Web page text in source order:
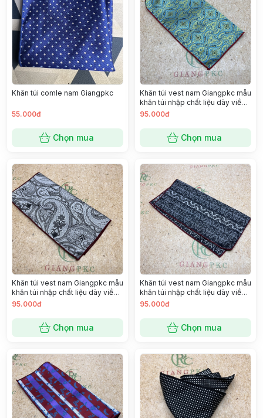
Khăn túi comle nam Giangpkc
55.000đ
Chọn mua
Khăn túi vest nam Giangpkc mẫu
khăn túi nhập chất liệu dày viền
đẹp SP 2221403
95.000đ
Chọn mua
Khăn túi vest nam Giangpkc mẫu
khăn túi nhập chất liệu dày viền
đẹp SP 2221422
95.000đ
Chọn mua
Khăn túi vest nam Giangpkc mẫu
khăn túi nhập chất liệu dày viền
đẹp SP 2221347
95.000đ
Chọn mua